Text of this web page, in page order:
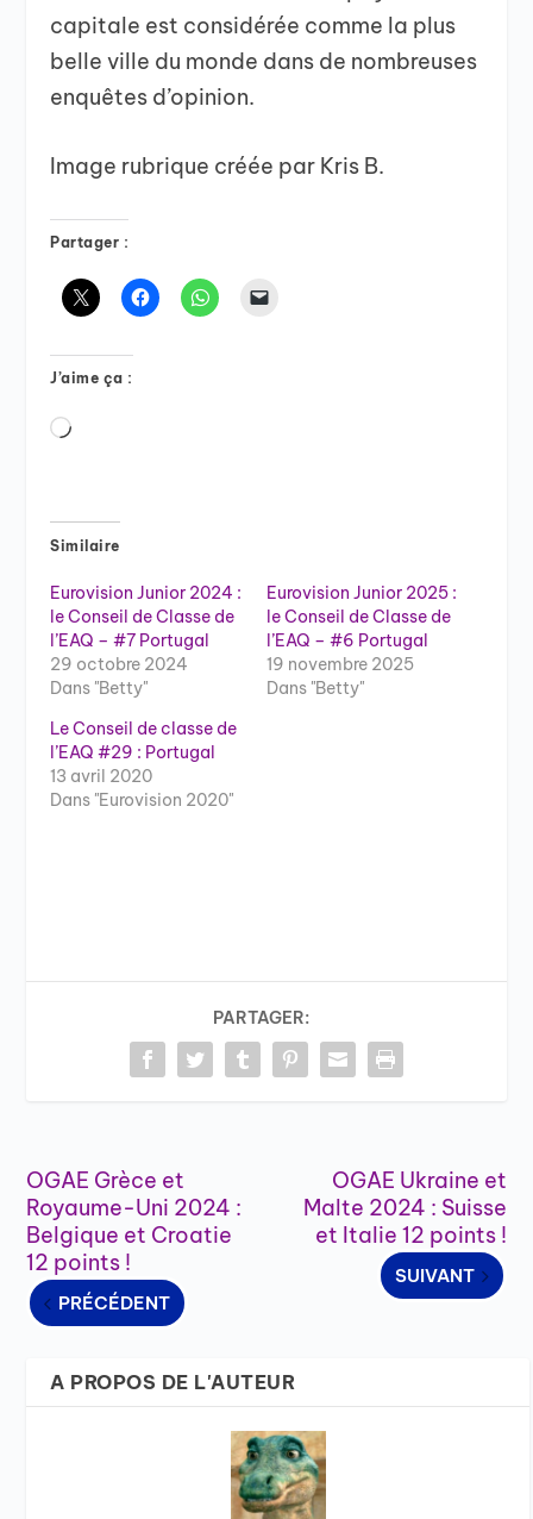
capitale est considérée comme la plus
belle ville du monde dans de nombreuses
enquêtes d’opinion.
Image rubrique créée par Kris B.
Partager :
J’aime ça :
Chargement…
Similaire
Eurovision Junior 2024 :
le Conseil de Classe de
l’EAQ – #7 Portugal
29 octobre 2024
Dans "Betty"
Eurovision Junior 2025 :
le Conseil de Classe de
l’EAQ – #6 Portugal
19 novembre 2025
Dans "Betty"
Le Conseil de classe de
l’EAQ #29 : Portugal
13 avril 2020
Dans "Eurovision 2020"
PARTAGER:
OGAE Grèce et
Royaume-Uni 2024 :
Belgique et Croatie
12 points !
PRÉCÉDENT
OGAE Ukraine et
Malte 2024 : Suisse
et Italie 12 points !
SUIVANT
A PROPOS DE L'AUTEUR